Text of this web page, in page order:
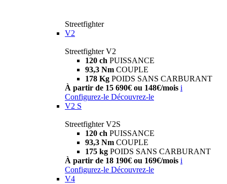
Streetfighter
V2
Streetfighter V2
120 ch PUISSANCE
93,3 Nm COUPLE
178 Kg POIDS SANS CARBURANT
À partir de 15 690€ ou 148€/mois i
Configurez-le Découvrez-le
V2 S
Streetfighter V2S
120 ch PUISSANCE
93,3 Nm COUPLE
175 kg POIDS SANS CARBURANT
À partir de 18 190€ ou 169€/mois i
Configurez-le Découvrez-le
V4